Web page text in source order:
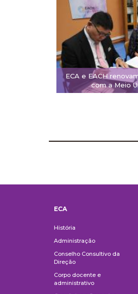
ECA e EACH
com a Meio
ECA
História
Administração
Conselho Consultivo da
Direção
Corpo docente e
administrativo